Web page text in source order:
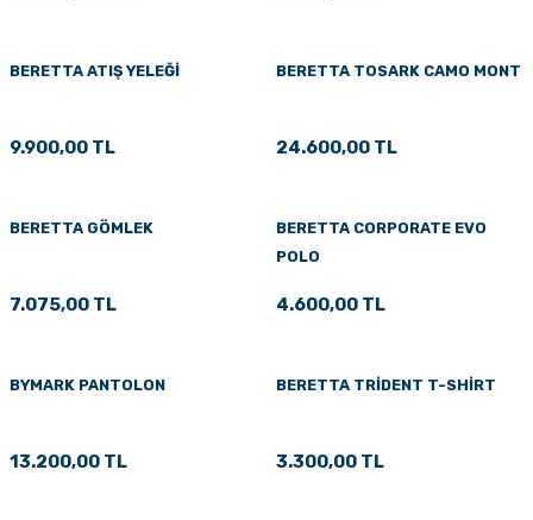
BERETTA ATIŞ YELEĞİ
9.900,00 TL
BERETTA TOSARK CAMO MONT
24.600,00 TL
BERETTA GÖMLEK
7.075,00 TL
BERETTA CORPORATE EVO
POLO
4.600,00 TL
BYMARK PANTOLON
13.200,00 TL
BERETTA TRİDENT T-SHİRT
3.300,00 TL